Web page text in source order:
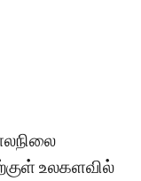
உலகளவில்